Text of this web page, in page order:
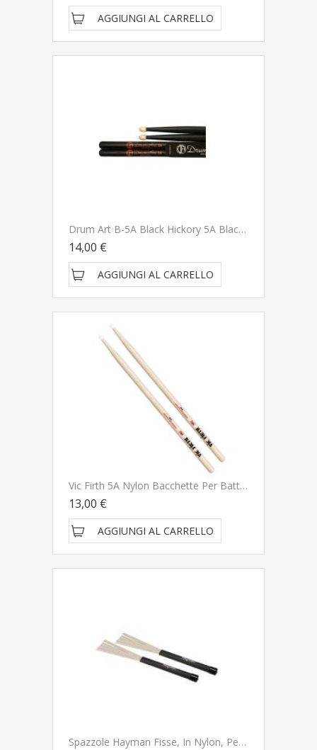
AGGIUNGI AL CARRELLO
Drum Art B-5A Black Hickory 5A Black Bacchette Per Batteria
14,00 €
AGGIUNGI AL CARRELLO
Vic Firth 5A Nylon Bacchette Per Batteria
13,00 €
AGGIUNGI AL CARRELLO
Spazzole Hayman Fisse, In Nylon, Per Batteria